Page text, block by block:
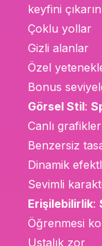
keyfini
Çoklu yollar
Gizli alanlar
Özel
Bonus
Görsel Stil:
Canlı grafikler
Benzersiz
Dinamik
Sevimli
Erişilebilirlik:
Öğrenmesi
Ustalık zor